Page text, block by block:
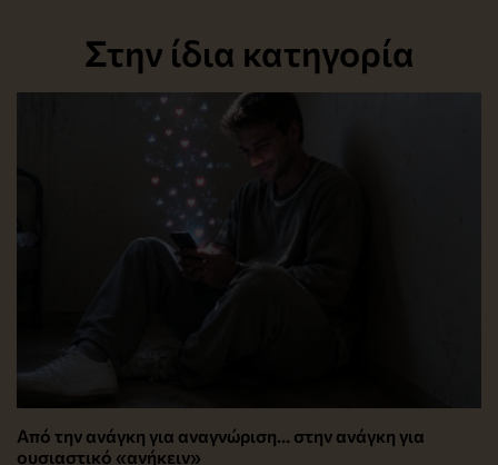
Στην ίδια κατηγορία
Από την ανάγκη για αναγνώριση… στην ανάγκη για
ουσιαστικό «ανήκειν»